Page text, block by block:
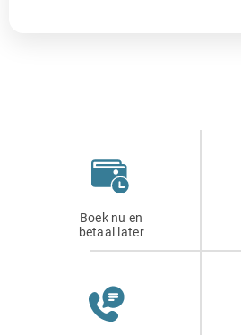
Boek nu en
betaal later